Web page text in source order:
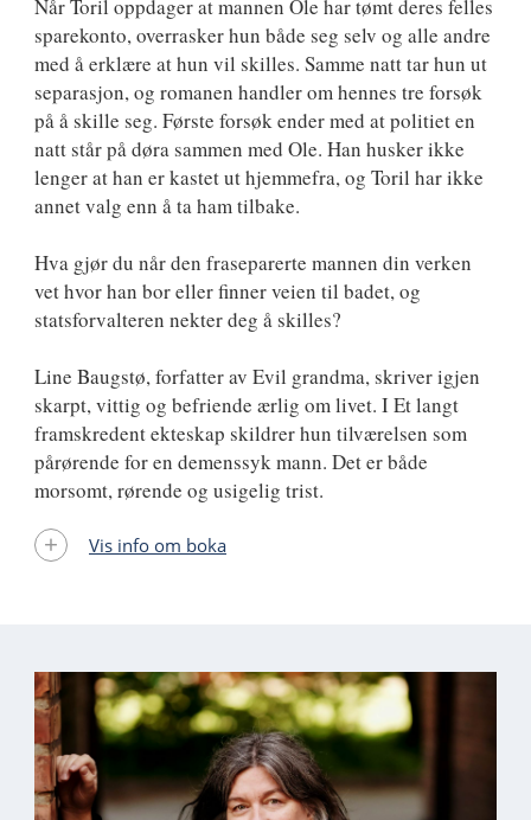
Når Toril oppdager at mannen Ole har tømt deres felles
sparekonto, overrasker hun både seg selv og alle andre
med å erklære at hun vil skilles. Samme natt tar hun ut
separasjon, og romanen handler om hennes tre forsøk
på å skille seg. Første forsøk ender med at politiet en
natt står på døra sammen med Ole. Han husker ikke
lenger at han er kastet ut hjemmefra, og Toril har ikke
annet valg enn å ta ham tilbake.
Hva gjør du når den fraseparerte mannen din verken
vet hvor han bor eller finner veien til badet, og
statsforvalteren nekter deg å skilles?
Line Baugstø, forfatter av Evil grandma, skriver igjen
skarpt, vittig og befriende ærlig om livet. I Et langt
framskredent ekteskap skildrer hun tilværelsen som
pårørende for en demenssyk mann. Det er både
morsomt, rørende og usigelig trist.
Vis info om boka